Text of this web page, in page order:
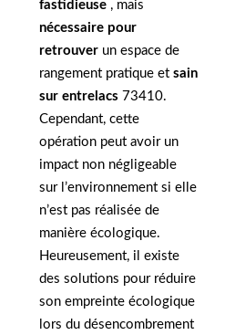
fastidieuse , mais
nécessaire pour
retrouver un espace de
rangement pratique et sain
sur entrelacs 73410.
Cependant, cette
opération peut avoir un
impact non négligeable
sur l’environnement si elle
n’est pas réalisée de
manière écologique.
Heureusement, il existe
des solutions pour réduire
son empreinte écologique
lors du désencombrement